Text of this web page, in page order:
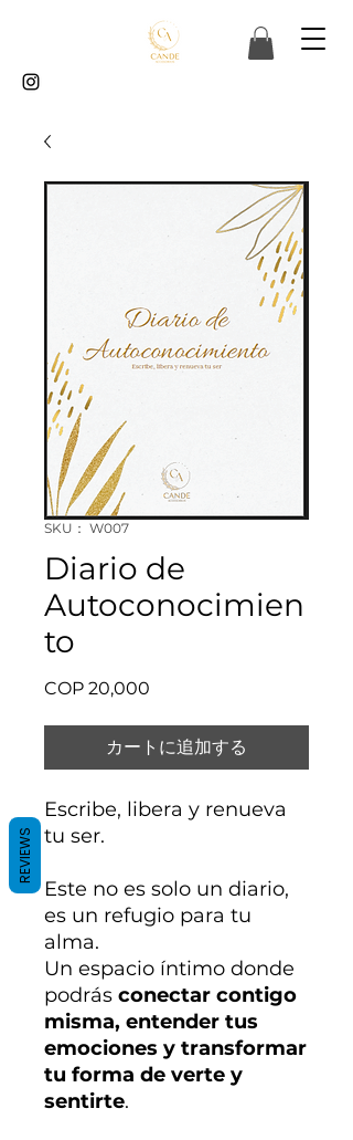
SKU： W007
Diario de
Autoconocimien
to
COP 20,000
カートに追加する
Escribe, libera y renueva
tu ser.
Este no es solo un diario,
es un refugio para tu
alma.
Un espacio íntimo donde
podrás conectar contigo
misma, entender tus
emociones y transformar
tu forma de verte y
sentirte.
REVIEWS